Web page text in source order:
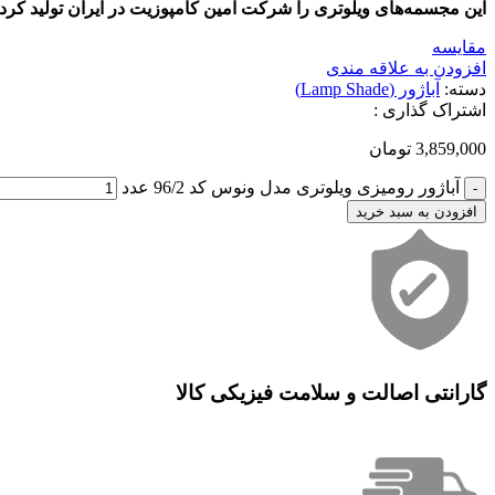
این مجسمه‌های ویلوتری را شرکت امین کامپوزیت در ایران تولید
مقایسه
افزودن به علاقه مندی
دسته: آباژور (Lamp Shade)
اشتراک گذاری :
3,859,000 تومان
آباژور رومیزی ویلوتری مدل ونوس کد 96/2 عدد
افزودن به سبد خرید
گارانتی اصالت و سلامت فیزیکی کالا